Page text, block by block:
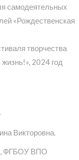
самодеятельных
«Рождественская
творчества
2024 год
Викторовна.
ФГБОУ ВПО